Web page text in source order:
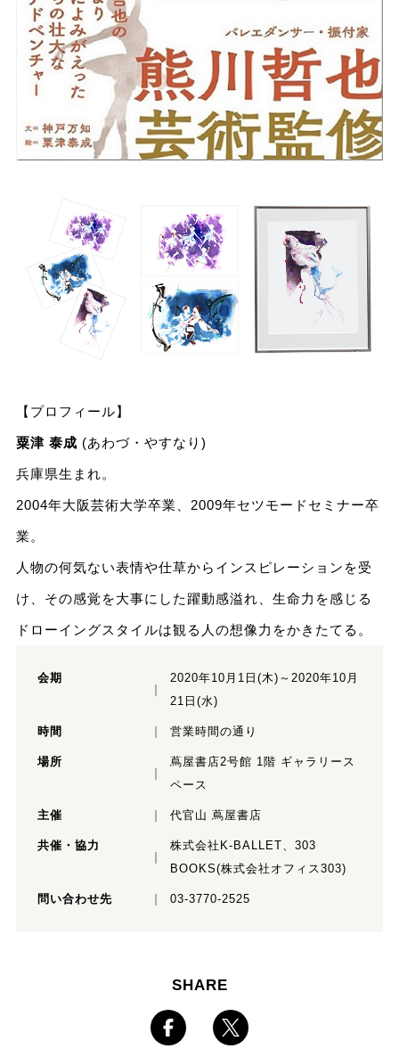
【プロフィール】
粟津 泰成 (あわづ・やすなり)
兵庫県生まれ。
2004年大阪芸術大学卒業、2009年セツモードセミナー卒
業。
人物の何気ない表情や仕草からインスピレーションを受
け、その感覚を大事にした躍動感溢れ、生命力を感じる
ドローイングスタイルは観る人の想像力をかきたてる。
会期
2020年10月1日(木)～2020年10月
21日(水)
時間 営業時間の通り
場所
蔦屋書店2号館 1階 ギャラリース
ペース
主催 代官山 蔦屋書店
共催・協力
株式会社K-BALLET、303
BOOKS(株式会社オフィス303)
問い合わせ先 03-3770-2525
SHARE